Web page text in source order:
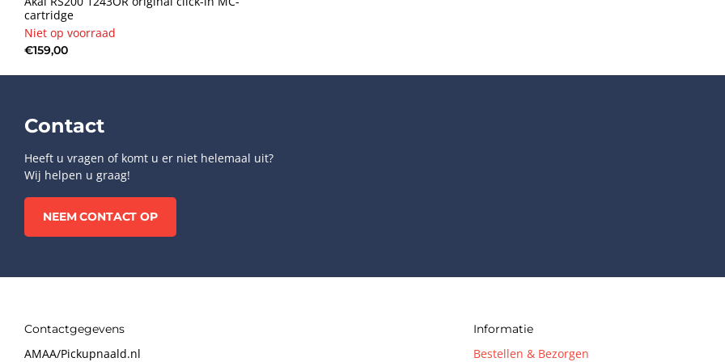
cartridge
Niet op voorraad
€159,00
Contact
Heeft u vragen of komt u er niet helemaal uit?
Wij helpen u graag!
NEEM CONTACT OP
Contactgegevens
AMAA/Pickupnaald.nl
Informatie
Bestellen & Bezorgen